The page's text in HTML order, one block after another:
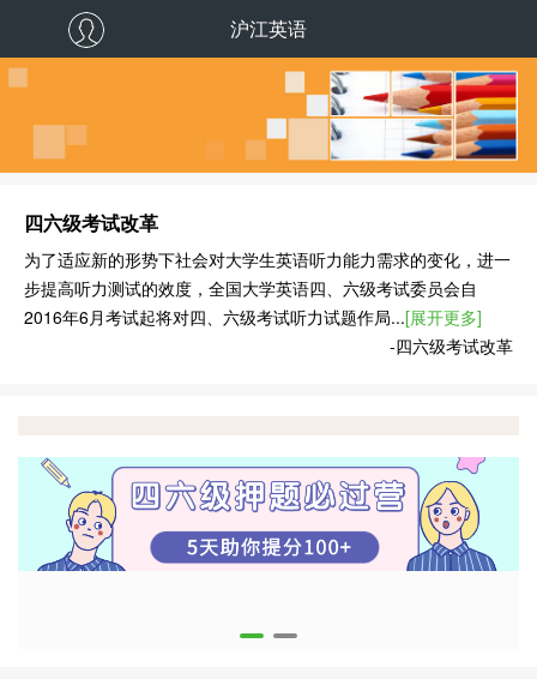
沪江英语
四六级考试改革
为了适应新的形势下社会对大学生英语听力能力需求的变化，进一
步提高听力测试的效度，全国大学英语四、六级考试委员会自
2016年6月考试起将对四、六级考试听力试题作局...[展开更多]
-四六级考试改革